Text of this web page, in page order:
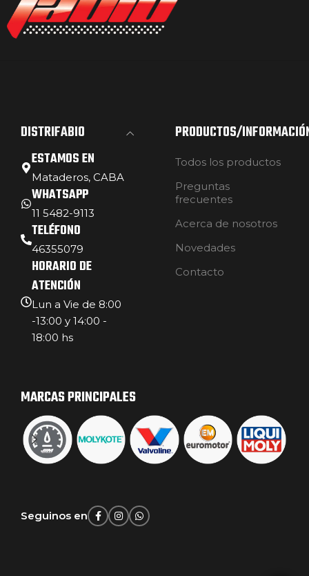
DISTRIFABIO
ESTAMOS EN
Mataderos, CABA
WHATSAPP
11 5482-9113
TELÉFONO
46355079
HORARIO DE
ATENCIÓN
Lun a Vie de 8:00
-13:00 y 14:00 -
18:00 hs
PRODUCTOS/
Todos los productos
Preguntas
frecuentes
Acerca de nosotros
Novedades
Contacto
MARCAS PRINCIPALES
Seguinos en